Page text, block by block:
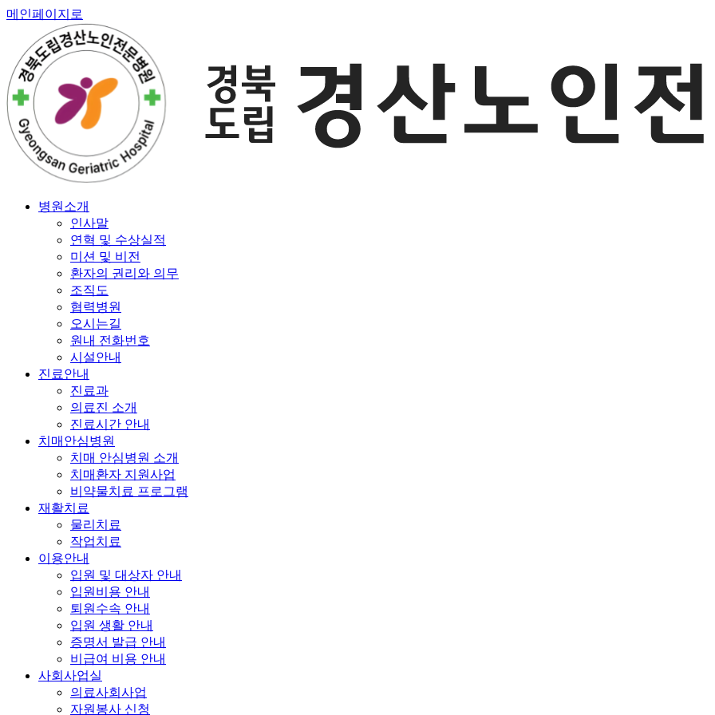
메인페이지로
병원소개
인사말
연혁 및 수상실적
미션 및 비전
환자의 권리와 의무
조직도
협력병원
오시는길
원내 전화번호
시설안내
진료안내
진료과
의료진 소개
진료시간 안내
치매안심병원
치매 안심병원 소개
치매환자 지원사업
비약물치료 프로그램
재활치료
물리치료
작업치료
이용안내
입원 및 대상자 안내
입원비용 안내
퇴원수속 안내
입원 생활 안내
증명서 발급 안내
비급여 비용 안내
사회사업실
의료사회사업
자원봉사 신청